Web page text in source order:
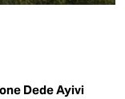
Dede Ayivi